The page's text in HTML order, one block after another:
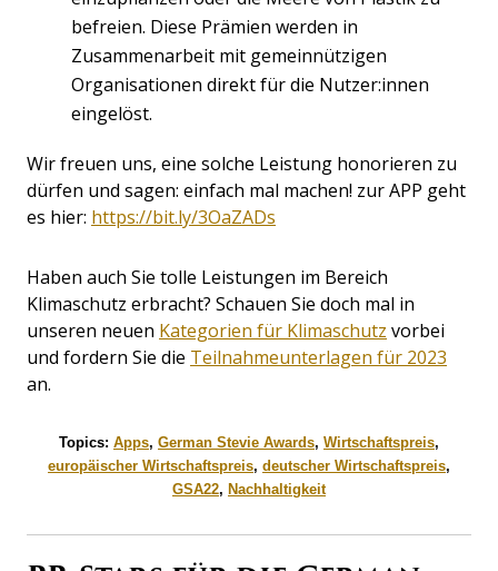
befreien. Diese Prämien werden in
Zusammenarbeit mit gemeinnützigen
Organisationen direkt für die Nutzer:innen
eingelöst.
Wir freuen uns, eine solche Leistung honorieren zu
dürfen und sagen: einfach mal machen! zur APP geht
es hier: https://bit.ly/3OaZADs
Haben auch Sie tolle Leistungen im Bereich
Klimaschutz erbracht? Schauen Sie doch mal in
unseren neuen Kategorien für Klimaschutz vorbei
und fordern Sie die Teilnahmeunterlagen für 2023
an.
Topics: Apps, German Stevie Awards, Wirtschaftspreis,
europäischer Wirtschaftspreis, deutscher Wirtschaftspreis,
GSA22, Nachhaltigkeit